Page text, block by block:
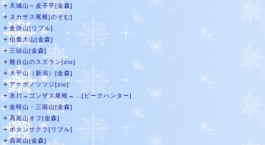
＋ 天城山～皮子平[金森]
＋ ヌカザス尾根[のぞむ]
＋倉掛山[リブル]
＋伯耆大山[金森]
＋ 三頭山[金森]
＋ 難台山のスズラン[zio]
＋大平山（新潟）[金森]
＋アケボノツツジ[zio]
＋ 氷川→ゴンザス尾根→...[ピークハンター]
＋ 金時山・三国山[金森]
＋高尾山オフ[金森]
＋ボタンザクラ[リブル]
＋高尾山[金森]